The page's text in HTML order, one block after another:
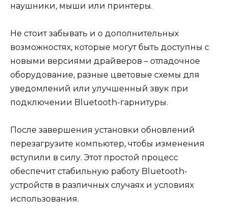
наушники, мыши или принтеры.
Не стоит забывать и о дополнительных
возможностях, которые могут быть доступны с
новыми версиями драйверов – отладочное
оборудование, разные цветовые схемы для
уведомлений или улучшенный звук при
подключении Bluetooth-гарнитуры.
После завершения установки обновлений
перезагрузите компьютер, чтобы изменения
вступили в силу. Этот простой процесс
обеспечит стабильную работу Bluetooth-
устройств в различных случаях и условиях
использования.